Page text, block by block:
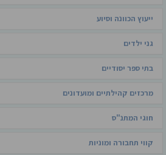
ייעוץ הכוונה וסיוע
גני ילדים
בתי ספר יסודיים
מרכזים קהילתיים ומועדונים
חוגי המתנ"ס
קווי תחבורה ומוניות